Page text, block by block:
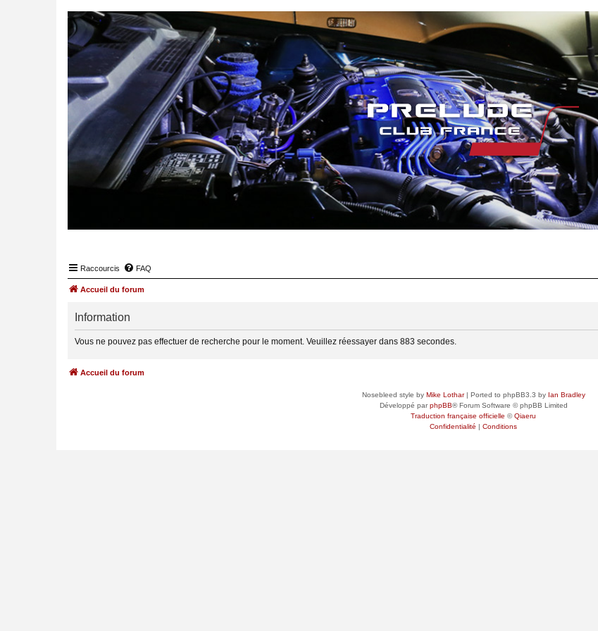
Raccourcis FAQ
Accueil du forum
Information
Vous ne pouvez pas effectuer de recherche pour le moment. Veuillez réessayer dans 883 secondes.
Accueil du forum
Nosebleed style by Mike Lothar| Ported to phpBB3.3 by Ian Bradley
Développé parphpBB® Forum Software © phpBB Limited
Traduction française officielle ©Qiaeru
Confidentialité | Conditions